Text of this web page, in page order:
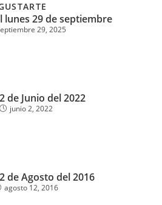
lunes 29 de septiembre
29, 2025
de Junio del 2022
junio 2, 2022
de Agosto del 2016
agosto 12, 2016